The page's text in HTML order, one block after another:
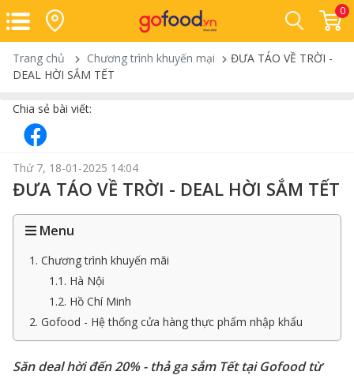
0
Trang chủ Chương trình khuyến mại
ĐƯA TÁO VỀ TRỜI -
DEAL HỜI SẮM TẾT
Chia sẻ bài viết:
Thứ 7, 18-01-2025 14:04
ĐƯA TÁO VỀ TRỜI - DEAL HỜI SẮM TẾT
Menu
1. Chương trình khuyến mãi
1.1. Hà Nội
1.2. Hồ Chí Minh
2. Gofood - Hệ thống cửa hàng thực phẩm nhập khẩu
Săn deal hời đến 20% - thả ga sắm Tết tại Gofood từ